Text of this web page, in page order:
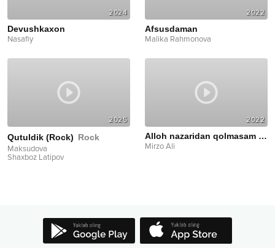
2024
Devushkaxon
Nasafiy
2022
Afsusdaman
Malika Rahmonova
2025
Qutuldik (Rock) Rock
Maksudova
Shaxboz Latipov
2022
Alloh nazaridan qolmasam bo‘ldi
Mirzo Ali